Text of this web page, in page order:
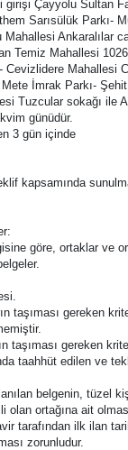
Çayyolu Sultan
Sarısülük
Ankaralılar
Temiz Mahallesi
İmrak Parkı-
Tuzcular sokağı ile
günüdür.
3 gün içinde
kapsamında
göre, ortaklar ve
taşıması gereken
taşıması gereken
taahhüt edilen ve
belgenin, tüzel
ortağına ait
tarafından ilk ilan
zorunludur.